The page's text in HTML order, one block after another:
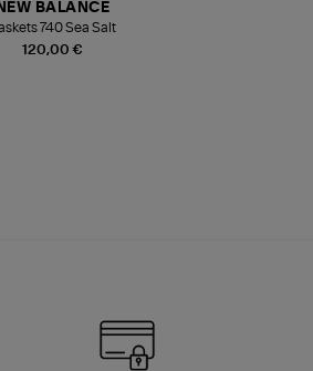
120,00 €
NEW BALANCE
740 Sea Salt